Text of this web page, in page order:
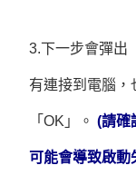
3.下一步會彈出
有連接到電腦，
「OK」。(請確
可能會導致啟動